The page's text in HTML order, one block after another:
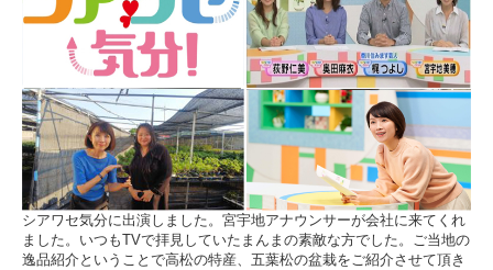
シアワセ気分に出演しました。宮宇地アナウンサーが会社に来てくれ
ました。いつもTVで拝見していたまんまの素敵な方でした。ご当地の
逸品紹介ということで高松の特産、五葉松の盆栽をご紹介させて頂き